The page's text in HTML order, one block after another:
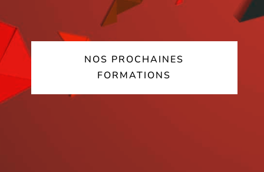
NOS PROCHAINES
FORMATIONS